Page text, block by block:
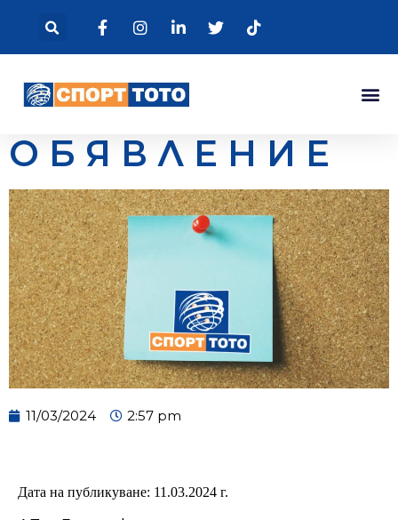
О Б Я В Л Е Н И Е
11/03/2024 2:57 pm
Дата на публикуване: 11.03.2024 г.